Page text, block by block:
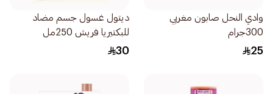
وادي النحل صابون مغربي
300جرام
25
ديتول غسول جسم مضاد
للبكتيريا فريش 250مل
30